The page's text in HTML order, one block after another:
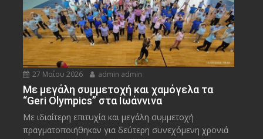
27 Μαΐου 2026 admin admin
Με μεγάλη συμμετοχή και χαμόγελα τα
“Geri Olympics” στα Ιωάννινα
Με ιδιαίτερη επιτυχία και μεγάλη συμμετοχή
πραγματοποιήθηκαν για δεύτερη συνεχόμενη χρονιά